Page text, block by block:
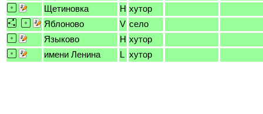
Щетиновка
H хутор
Яблоново
V село
Языково
H хутор
имени Ленина
L хутор